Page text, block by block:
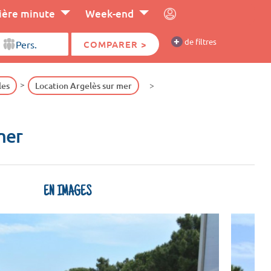
minute Week-end
COMPARER > + de filtres
Location Argelès sur mer
EN IMAGES